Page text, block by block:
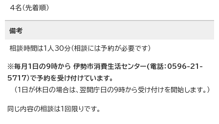
4名（先着順）
備考
相談時間は1人30分（相談には予約が必要です）
※毎月1日の9時から 伊勢市消費生活センター(電話：0596-21-
5717）で予約を受け付けています。
（1日が休日の場合は、翌開庁日の9時から受け付けを開始します。）
同じ内容の相談は1回限りです。